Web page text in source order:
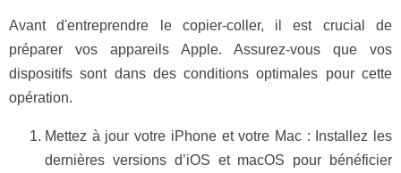
Avant d'entreprendre le copier-coller, il est crucial de
préparer vos appareils Apple. Assurez-vous que vos
dispositifs sont dans des conditions optimales pour cette
opération.
Mettez à jour votre iPhone et votre Mac : Installez les
dernières versions d’iOS et macOS pour bénéficier